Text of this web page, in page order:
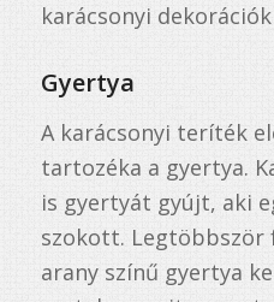
karácsonyi
Gyertya
A karácsonyi teríték
tartozéka a gyertya.
is gyertyát gyújt, aki
szokott. Legtöbbször
arany színű gyertya